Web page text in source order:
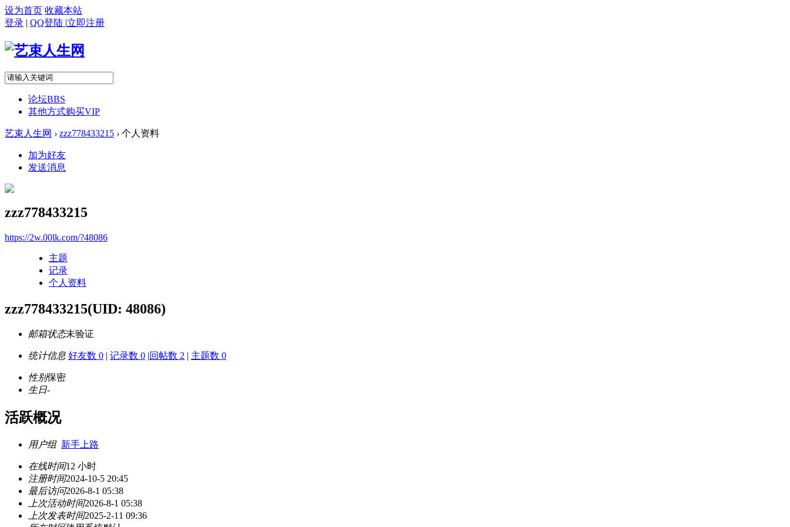
设为首页 收藏本站
登录 | QQ登陆 |立即注册
论坛BBS
其他方式购买VIP
艺束人生网 › zzz778433215 › 个人资料
加为好友
发送消息
zzz778433215
https://2w.00lk.com/?48086
主题
记录
个人资料
zzz778433215(UID: 48086)
邮箱状态未验证
统计信息 好友数 0 | 记录数 0 |回帖数 2 | 主题数 0
性别保密
生日-
活跃概况
用户组 新手上路
在线时间12 小时
注册时间2024-10-5 20:45
最后访问2026-8-1 05:38
上次活动时间2026-8-1 05:38
上次发表时间2025-2-11 09:36